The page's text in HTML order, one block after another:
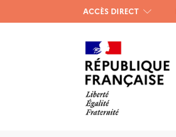
Menu
haut
gauche
ACCÈS DIRECT